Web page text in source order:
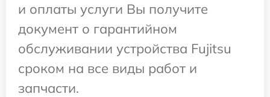
и оплаты услуги Вы получите
документ о гарантийном
обслуживании устройства Fujitsu
сроком на все виды работ и
запчасти.